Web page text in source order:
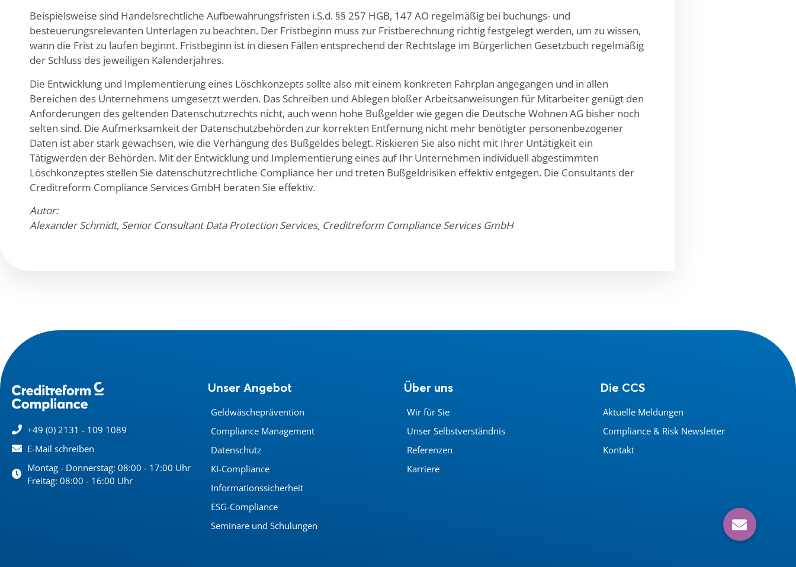
Beispielsweise sind Handelsrechtliche Aufbewahrungsfristen i.S.d. §§ 257 HGB, 147 AO regelmäßig bei buchungs- und
besteuerungsrelevanten Unterlagen zu beachten. Der Fristbeginn muss zur Fristberechnung richtig festgelegt werden, um zu wissen,
wann die Frist zu laufen beginnt. Fristbeginn ist in diesen Fällen entsprechend der Rechtslage im Bürgerlichen Gesetzbuch regelmäßig
der Schluss des jeweiligen Kalenderjahres.
Die Entwicklung und Implementierung eines Löschkonzepts sollte also mit einem konkreten Fahrplan angegangen und in allen
Bereichen des Unternehmens umgesetzt werden. Das Schreiben und Ablegen bloßer Arbeitsanweisungen für Mitarbeiter genügt den
Anforderungen des geltenden Datenschutzrechts nicht, auch wenn hohe Bußgelder wie gegen die Deutsche Wohnen AG bisher noch
selten sind. Die Aufmerksamkeit der Datenschutzbehörden zur korrekten Entfernung nicht mehr benötigter personenbezogener
Daten ist aber stark gewachsen, wie die Verhängung des Bußgeldes belegt. Riskieren Sie also nicht mit Ihrer Untätigkeit ein
Tätigwerden der Behörden. Mit der Entwicklung und Implementierung eines auf Ihr Unternehmen individuell abgestimmten
Löschkonzeptes stellen Sie datenschutzrechtliche Compliance her und treten Bußgeldrisiken effektiv entgegen. Die Consultants der
Creditreform Compliance Services GmbH beraten Sie effektiv.
Autor:
Alexander Schmidt, Senior Consultant Data Protection Services, Creditreform Compliance Services GmbH
+49 (0) 2131 - 109 1089
E-Mail schreiben
Montag - Donnerstag: 08:00 - 17:00 Uhr
Freitag: 08:00 - 16:00 Uhr
Unser Angebot
Geldwäscheprävention
Compliance Management
Datenschutz
KI-Compliance
Informationssicherheit
ESG-Compliance
Seminare und Schulungen
Über uns
Wir für Sie
Unser Selbstverständnis
Referenzen
Karriere
Die CCS
Aktuelle Meldungen
Compliance & Risk Newsletter
Kontakt